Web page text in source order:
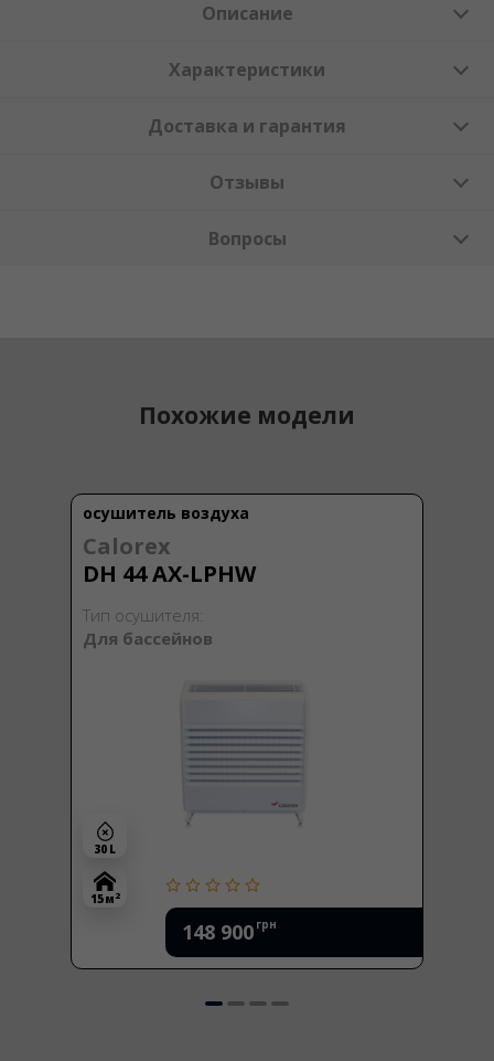
Описание
Характеристики
Доставка и гарантия
Отзывы
Вопросы
Похожие модели
осушитель воздуха
Calorex
DH 44 AX-LPHW
Тип осушителя:
Для бассейнов
148 900 грн
30 L
15 м 2